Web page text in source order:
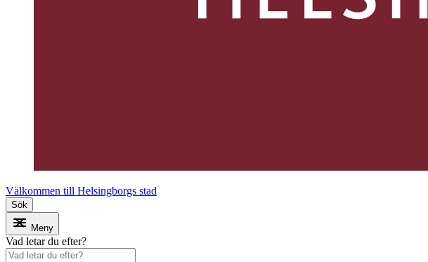
Välkommen till Helsingborgs stad
Sök
Meny
Vad letar du efter?